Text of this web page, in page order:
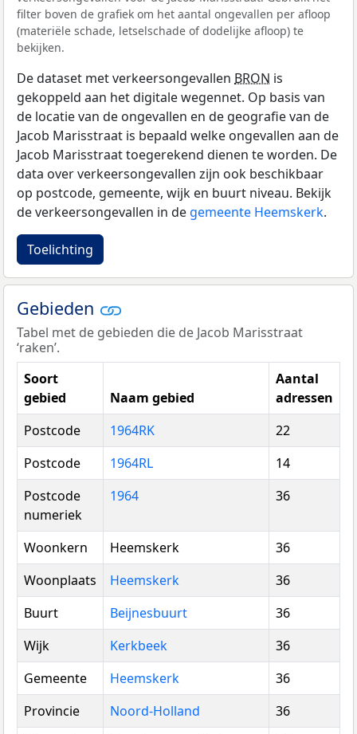
filter boven de grafiek om het aantal ongevallen per afloop
(materiële schade, letselschade of dodelijke afloop) te
bekijken.
De dataset met verkeersongevallen BRON is
gekoppeld aan het digitale wegennet. Op basis van
de locatie van de ongevallen en de geografie van de
Jacob Marisstraat is bepaald welke ongevallen aan de
Jacob Marisstraat toegerekend dienen te worden. De
data over verkeersongevallen zijn ook beschikbaar
op postcode, gemeente, wijk en buurt niveau. Bekijk
de verkeersongevallen in de gemeente Heemskerk.
Toelichting
Gebieden
Tabel met de gebieden die de Jacob Marisstraat
‘raken’.
Soort
gebied
Naam gebied
Aantal
adressen
Postcode
1964RK
22
Postcode
1964RL
14
Postcode
numeriek
1964 36
Woonkern Heemskerk
36
Woonplaats
Heemskerk
36
Buurt
Beijnesbuurt
36
Wijk
Kerkbeek
36
Gemeente
Heemskerk
36
Provincie
Noord-Holland
36